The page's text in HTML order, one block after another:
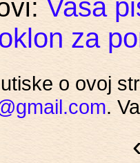
Vaša
za
o ovoj
.